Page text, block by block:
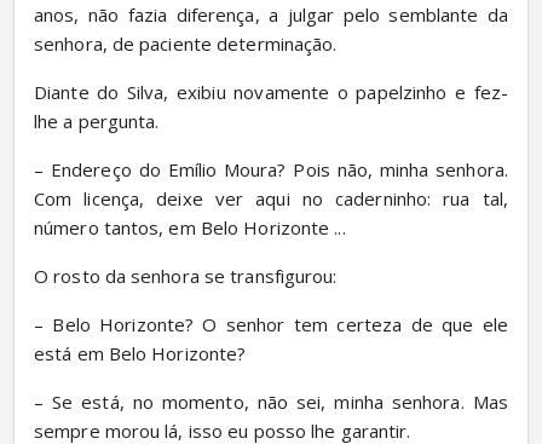
anos, não fazia diferença, a julgar pelo semblante da
senhora, de paciente determinação.
Diante do Silva, exibiu novamente o papelzinho e fez-
lhe a pergunta.
– Endereço do Emílio Moura? Pois não, minha senhora.
Com licença, deixe ver aqui no caderninho: rua tal,
número tantos, em Belo Horizonte ...
O rosto da senhora se transfigurou:
– Belo Horizonte? O senhor tem certeza de que ele
está em Belo Horizonte?
– Se está, no momento, não sei, minha senhora. Mas
sempre morou lá, isso eu posso lhe garantir.